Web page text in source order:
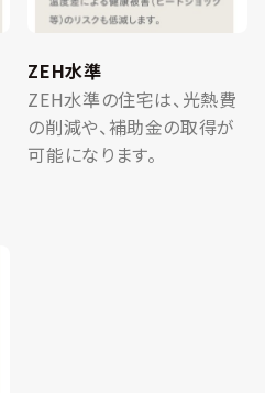
ZEH水準
ZEH水準の住宅は、光熱費
の削減や、補助金の取得が
可能になります。